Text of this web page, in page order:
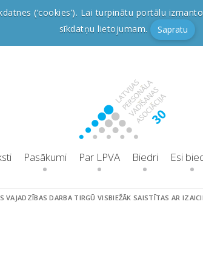
(‘cookies’). Lai turpinātu portālu
sīkdatņu lietojumam.
Sapratu
Pasākumi Par LPVA Biedri Esi
VAJADZĪBAS DARBA TIRGŪ VISBIEŽĀK SAISTĪTAS AR